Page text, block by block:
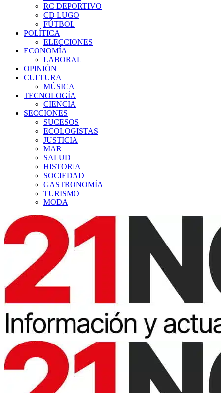
RC DEPORTIVO
CD LUGO
FÚTBOL
POLÍTICA
ELECCIONES
ECONOMÍA
LABORAL
OPINIÓN
CULTURA
MÚSICA
TECNOLOGÍA
CIENCIA
SECCIONES
SUCESOS
ECOLOGISTAS
JUSTICIA
MAR
SALUD
HISTORIA
SOCIEDAD
GASTRONOMÍA
TURISMO
MODA